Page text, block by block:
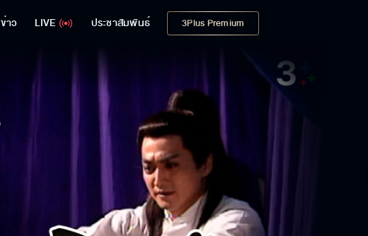
ข่าว LIVE ประชาสัมพันธ์ 3Plus Premium